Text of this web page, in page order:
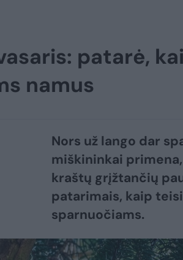
patarė,
namus
Nors už lango dar
miškininkai
kraštų grįžtančių
patarimais, kaip
sparnuočiams.